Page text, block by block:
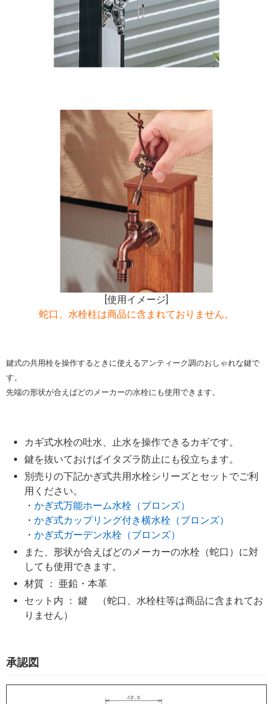
[使用イメージ]
蛇口、水栓柱は商品に含まれておりません。
鍵式の共用栓を操作するときに使えるアンティーク調のおしゃれな鍵で
す。
先端の形状が合えばどのメーカーの水栓にも使用できます。
カギ式水栓の吐水、止水を操作できるカギです。
鍵を抜いておけばイタズラ防止にも役立ちます。
別売りの下記かぎ式共用水栓シリーズとセットでご利
用ください。
・ かぎ式万能ホーム水栓（ブロンズ）
・ かぎ式カップリング付き横水栓（ブロンズ）
・ かぎ式ガーデン水栓（ブロンズ）
また、形状が合えばどのメーカーの水栓（蛇口）に対
しても使用できます。
材質 ： 亜鉛・本革
セット内 ： 鍵 （蛇口、水栓柱等は商品に含まれてお
りません）
承認図